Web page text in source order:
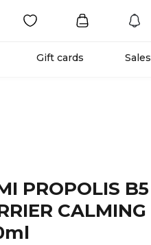
Gift cards Sales
PROPOLIS B5
CALMING